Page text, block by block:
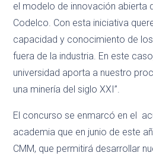
el modelo de innovación abierta
Codelco. Con esta iniciativa
capacidad y conocimiento de
fuera de la industria. En este
universidad aporta a nuestro
una minería del siglo XXI”.
El concurso se enmarcó en el
academia que en junio de este
CMM, que permitirá desarrollar